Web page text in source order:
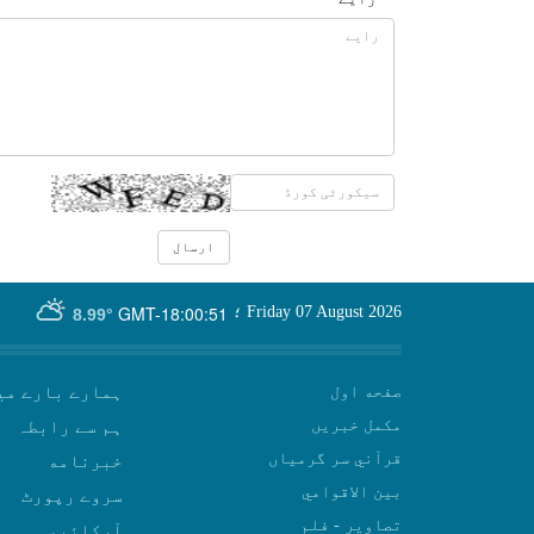
GMT-18:00:51
8.99° Friday 07 August 2026 ؛
صفحه اول
مکمل خبریں
قرآني سر گرمياں
بين الاقوامي
تصاوير - فلم
ہمارے بارے
ہم سے رابطہ
سروے رپورٹ